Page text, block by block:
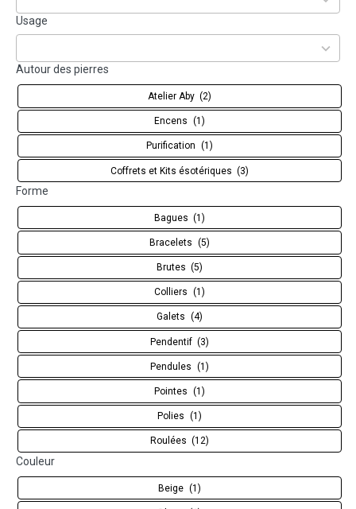
Usage
104
results
Autour des pierres
Atelier Aby (2)
Encens (1)
Purification (1)
Coffrets et Kits ésotériques (3)
Forme
Bagues (1)
Bracelets (5)
Brutes (5)
Colliers (1)
Galets (4)
Pendentif (3)
Pendules (1)
Pointes (1)
Polies (1)
Roulées (12)
Couleur
Beige (1)